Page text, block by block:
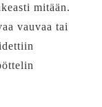
mitään.
vauvaa tai